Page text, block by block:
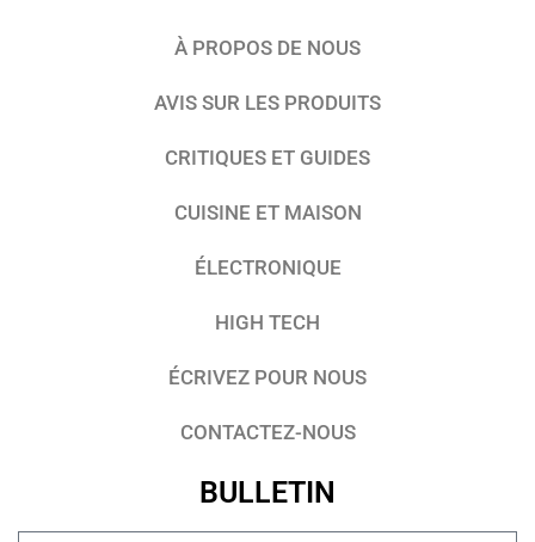
À PROPOS DE NOUS
AVIS SUR LES PRODUITS
CRITIQUES ET GUIDES
CUISINE ET MAISON
ÉLECTRONIQUE
HIGH TECH
ÉCRIVEZ POUR NOUS
CONTACTEZ-NOUS
BULLETIN